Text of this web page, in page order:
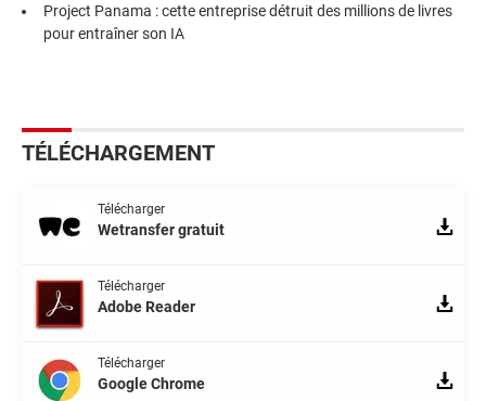
Project Panama : cette entreprise détruit des millions de livres
pour entraîner son IA
TÉLÉCHARGEMENT
Télécharger
Wetransfer gratuit
Télécharger
Adobe Reader
Télécharger
Google Chrome